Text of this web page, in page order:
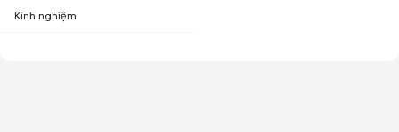
Kinh nghiệm